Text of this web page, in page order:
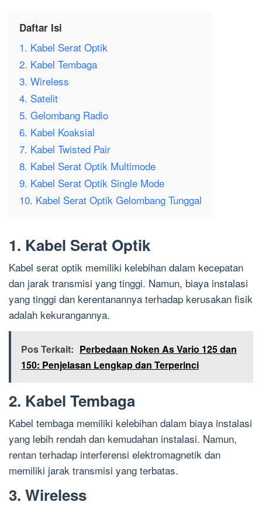
Daftar Isi
1. Kabel Serat Optik
2. Kabel Tembaga
3. Wireless
4. Satelit
5. Gelombang Radio
6. Kabel Koaksial
7. Kabel Twisted Pair
8. Kabel Serat Optik Multimode
9. Kabel Serat Optik Single Mode
10. Kabel Serat Optik Gelombang Tunggal
1. Kabel Serat Optik
Kabel serat optik memiliki kelebihan dalam kecepatan
dan jarak transmisi yang tinggi. Namun, biaya instalasi
yang tinggi dan kerentanannya terhadap kerusakan fisik
adalah kekurangannya.
Pos Terkait: Perbedaan Noken As Vario 125 dan
150: Penjelasan Lengkap dan Terperinci
2. Kabel Tembaga
Kabel tembaga memiliki kelebihan dalam biaya instalasi
yang lebih rendah dan kemudahan instalasi. Namun,
rentan terhadap interferensi elektromagnetik dan
memiliki jarak transmisi yang terbatas.
3. Wireless